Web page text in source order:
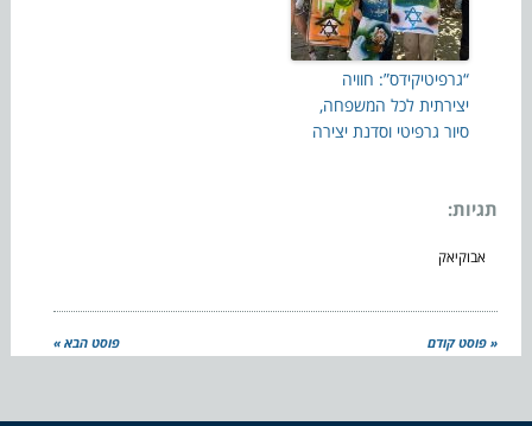
“גרפיטיקידס”: חוויה
יצירתית לכל המשפחה,
סיור גרפיטי וסדנת יצירה
תגיות:
אבוקיאק
« פוסט קודם פוסט הבא »